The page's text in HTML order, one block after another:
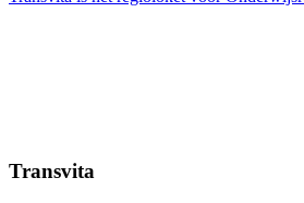
Transvita